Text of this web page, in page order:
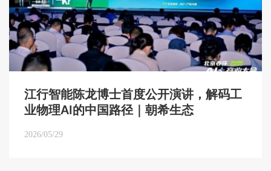
江行智能陈龙博士首度公开演讲，解码工
业物理AI的中国路径｜朝希生态
2026/05/29